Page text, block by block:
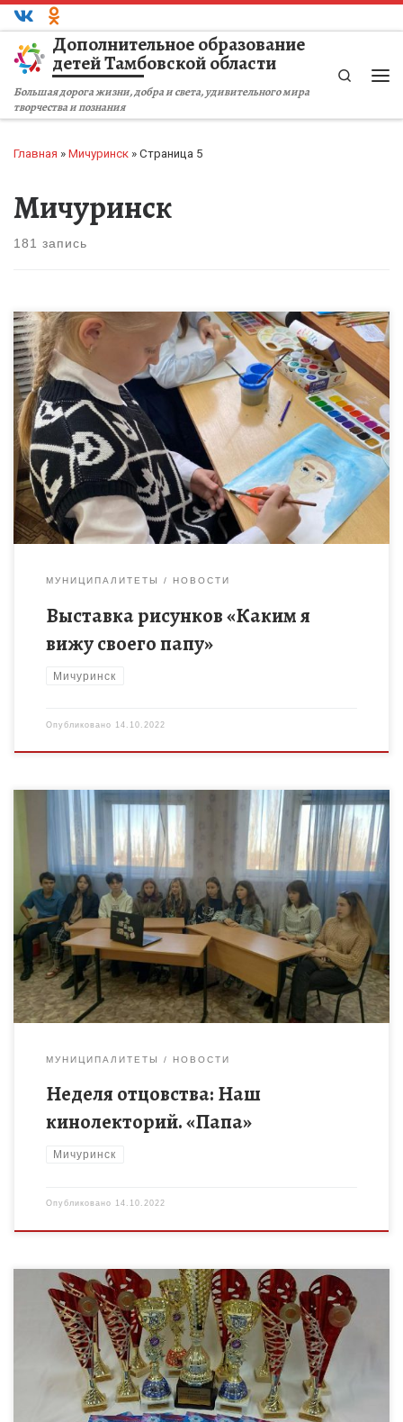
Перейти к содержимому
Дополнительное образование
детей Тамбовской области
Большая дорога жизни, добра и света, удивительного мира
творчества и познания
Search
Главная » Мичуринск » Страница 5
Мичуринск
181 запись
В рамках проведения Недели отцовства воспитанники
творческого объединения «Умные краски» Центра Детского
творчества г.Мичуринска (педагог Римарь М.И.) вдохновенно
создавали портреты любимых пап. Портреты удались! Автор:
[…]
МУНИЦИПАЛИТЕТЫ НОВОСТИ
Выставка рисунков «Каким я
вижу своего папу»
Мичуринск
Опубликовано 14.10.2022
В целях укрепления института семьи и повышения значимости
отцовства в воспитании детей 12 октября в МБОУ ДО «Центр
детского творчества» г.Мичуринска прошел кинолекторий,
посвященный Дню […]
МУНИЦИПАЛИТЕТЫ НОВОСТИ
Неделя отцовства: Наш
кинолекторий. «Папа»
Мичуринск
Опубликовано 14.10.2022
9 октября 2022г. на профессиональной сцене Учебного театра
ТГУ им. Г.Р. Державина г. Тамбова ярко и красочно прошел V
Всероссийский конкурс хореографического искусства
«Восходящие таланты-2022». […]